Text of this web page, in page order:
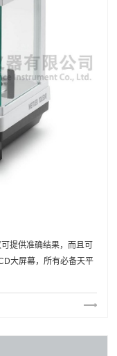
提供准确结果，而且可
大屏幕，所有必备天平